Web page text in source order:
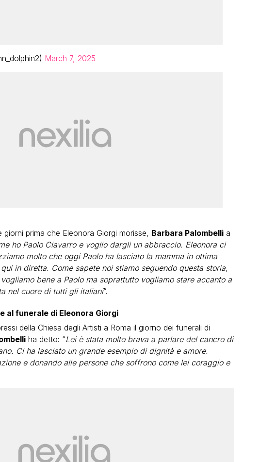
March 7, 2025
giorni prima che Eleonora Giorgi morisse, Barbara Palombellia
ho Paolo Ciavarro e voglio dargli un abbraccio. Eleonora ci
molto che oggi Paolo ha lasciato la mamma in ottima
in diretta. Come sapete noi stiamo seguendo questa storia,
bene a Paolo ma soprattutto vogliamo stare accanto a
nel cuore di tutti gli italiani”.
al funerale di Eleonora Giorgi
della Chiesa degli Artisti a Roma il giorno dei funerali di
ha detto: “Lei è stata molto brava a parlare del cancro di
Ci ha lasciato un grande esempio di dignità e amore.
e donando alle persone che soffrono come lei coraggio e